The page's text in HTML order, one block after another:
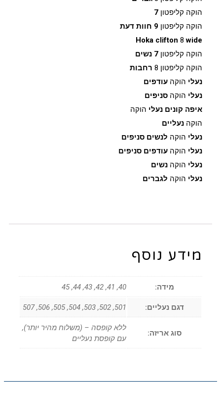
הוקה קליפטון 7
הוקה קליפטון 9 חוות דעת
Hoka clifton 8wide
הוקה קליפטון 7 נשים
הוקה קליפטון 8
רחבות
נעלי הוקה עודפים
נעלי הוקה סניפים
איפה קונים נעלי הוקה
הוקה נעליים
נעלי הוקה לנשים סניפים
נעלי הוקה עודפים סניפים
נעלי הוקה נשים
נעלי הוקה לגברים
מידע נוסף
מידה: 40, 41, 42, 43, 44, 45
דגם נעליים: 501, 502, 503, 504, 505, 506, 507
סוג אריזה:
ללא קופסה – (משלוח מהיר יותר),
עם קופסת נעליים